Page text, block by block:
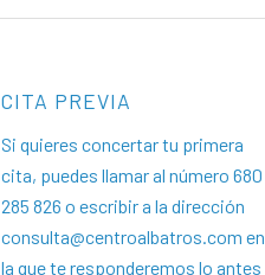
CITA PREVIA
Si quieres concertar tu primera
cita, puedes llamar al número 680
285 826 o escribir a la dirección
consulta@centroalbatros.comen
la que te responderemos lo antes